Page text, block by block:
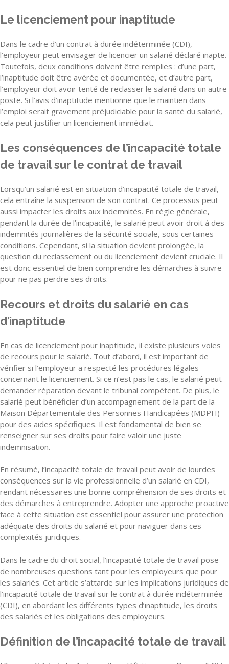
Le licenciement pour inaptitude
Dans le cadre d’un contrat à durée indéterminée (CDI),
l’employeur peut envisager de licencier un salarié déclaré inapte.
Toutefois, deux conditions doivent être remplies : d’une part,
l’inaptitude doit être avérée et documentée, et d’autre part,
l’employeur doit avoir tenté de reclasser le salarié dans un autre
poste. Si l’avis d’inaptitude mentionne que le maintien dans
l’emploi serait gravement préjudiciable pour la santé du salarié,
cela peut justifier un licenciement immédiat.
Les conséquences de l’incapacité totale
de travail sur le contrat de travail
Lorsqu’un salarié est en situation d’incapacité totale de travail,
cela entraîne la suspension de son contrat. Ce processus peut
aussi impacter les droits aux indemnités. En règle générale,
pendant la durée de l’incapacité, le salarié peut avoir droit à des
indemnités journalières de la sécurité sociale, sous certaines
conditions. Cependant, si la situation devient prolongée, la
question du reclassement ou du licenciement devient cruciale. Il
est donc essentiel de bien comprendre les démarches à suivre
pour ne pas perdre ses droits.
Recours et droits du salarié en cas
d’inaptitude
En cas de licenciement pour inaptitude, il existe plusieurs voies
de recours pour le salarié. Tout d’abord, il est important de
vérifier si l’employeur a respecté les procédures légales
concernant le licenciement. Si ce n’est pas le cas, le salarié peut
demander réparation devant le tribunal compétent. De plus, le
salarié peut bénéficier d’un accompagnement de la part de la
Maison Départementale des Personnes Handicapées (MDPH)
pour des aides spécifiques. Il est fondamental de bien se
renseigner sur ses droits pour faire valoir une juste
indemnisation.
En résumé, l’incapacité totale de travail peut avoir de lourdes
conséquences sur la vie professionnelle d’un salarié en CDI,
rendant nécessaires une bonne compréhension de ses droits et
des démarches à entreprendre. Adopter une approche proactive
face à cette situation est essentiel pour assurer une protection
adéquate des droits du salarié et pour naviguer dans ces
complexités juridiques.
Dans le cadre du droit social, l’incapacité totale de travail pose
de nombreuses questions tant pour les employeurs que pour
les salariés. Cet article s’attarde sur les implications juridiques de
l’incapacité totale de travail sur le contrat à durée indéterminée
(CDI), en abordant les différents types d’inaptitude, les droits
des salariés et les obligations des employeurs.
Définition de l’incapacité totale de travail